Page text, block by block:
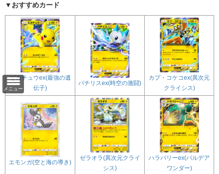
メニュー
▼おすすめカード
ピカチュウex(最強の遺
伝子)
パチリスex(時空の激闘)
カプ・コケコex(異次元
クライシス)
エモンガ(空と海の導き)
ゼラオラ(異次元クライ
シス)
ハラバリーex(パルデア
ワンダー)